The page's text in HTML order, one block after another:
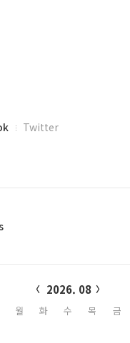
Twitter
2026. 08
월 화 수 목 금